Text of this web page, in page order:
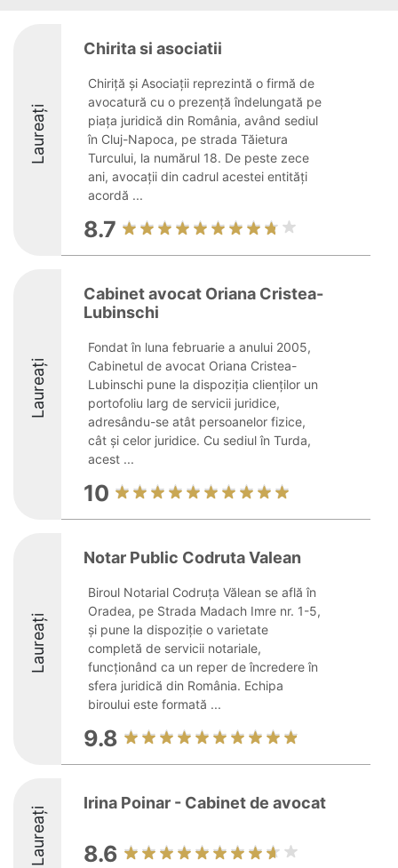
Laureați
Chirita si asociatii
Chiriță și Asociații reprezintă o firmă de
avocatură cu o prezență îndelungată pe
piața juridică din România, având sediul
în Cluj-Napoca, pe strada Tăietura
Turcului, la numărul 18. De peste zece
ani, avocații din cadrul acestei entități
acordă ...
8.7
Laureați
Cabinet avocat Oriana Cristea-
Lubinschi
Fondat în luna februarie a anului 2005,
Cabinetul de avocat Oriana Cristea-
Lubinschi pune la dispoziția clienților un
portofoliu larg de servicii juridice,
adresându-se atât persoanelor fizice,
cât și celor juridice. Cu sediul în Turda,
acest ...
10
Laureați
Notar Public Codruta Valean
Biroul Notarial Codruța Vălean se află în
Oradea, pe Strada Madach Imre nr. 1-5,
și pune la dispoziție o varietate
completă de servicii notariale,
funcționând ca un reper de încredere în
sfera juridică din România. Echipa
biroului este formată ...
9.8
Laureați
Irina Poinar - Cabinet de avocat
8.6